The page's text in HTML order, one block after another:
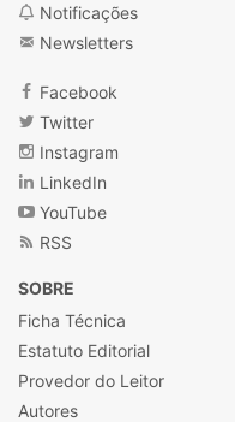
Notificações
Newsletters
Facebook
Twitter
Instagram
LinkedIn
YouTube
RSS
SOBRE
Ficha Técnica
Estatuto Editorial
Provedor do Leitor
Autores